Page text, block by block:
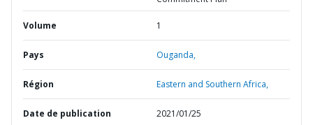
Volume 1
Pays Ouganda,
Région Eastern and Southern Africa,
Date de publication 2021/01/25